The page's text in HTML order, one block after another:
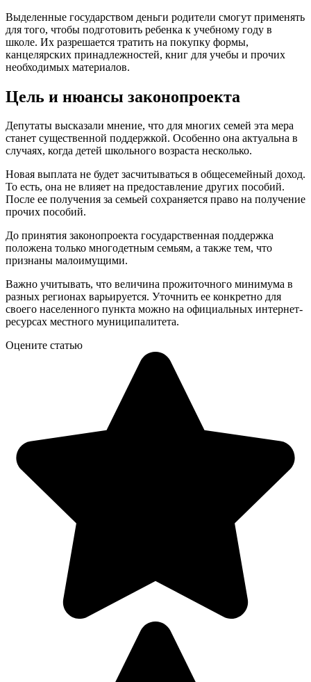
Выделенные государством деньги родители смогут применять
для того, чтобы подготовить ребенка к учебному году в
школе. Их разрешается тратить на покупку формы,
канцелярских принадлежностей, книг для учебы и прочих
необходимых материалов.
Цель и нюансы законопроекта
Депутаты высказали мнение, что для многих семей эта мера
станет существенной поддержкой. Особенно она актуальна в
случаях, когда детей школьного возраста несколько.
Новая выплата не будет засчитываться в общесемейный доход.
То есть, она не влияет на предоставление других пособий.
После ее получения за семьей сохраняется право на получение
прочих пособий.
До принятия законопроекта государственная поддержка
положена только многодетным семьям, а также тем, что
признаны малоимущими.
Важно учитывать, что величина прожиточного минимума в
разных регионах варьируется. Уточнить ее конкретно для
своего населенного пункта можно на официальных интернет-
ресурсах местного муниципалитета.
Оцените статью